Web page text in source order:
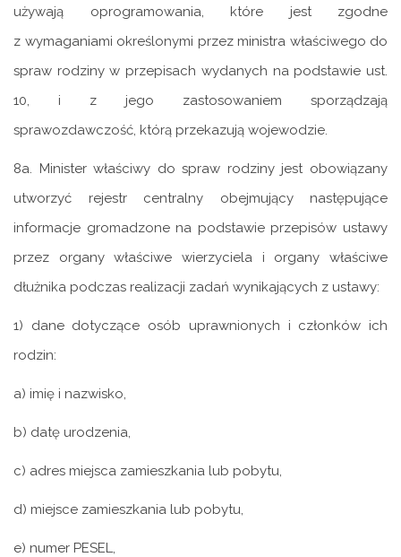
używają oprogramowania, które jest zgodne
z wymaganiami określonymi przez ministra właściwego do
spraw rodziny w przepisach wydanych na podstawie ust.
10, i z jego zastosowaniem sporządzają
sprawozdawczość, którą przekazują wojewodzie.
8a. Minister właściwy do spraw rodziny jest obowiązany
utworzyć rejestr centralny obejmujący następujące
informacje gromadzone na podstawie przepisów ustawy
przez organy właściwe wierzyciela i organy właściwe
dłużnika podczas realizacji zadań wynikających z ustawy:
1) dane dotyczące osób uprawnionych i członków ich
rodzin:
a) imię i nazwisko,
b) datę urodzenia,
c) adres miejsca zamieszkania lub pobytu,
d) miejsce zamieszkania lub pobytu,
e) numer PESEL,